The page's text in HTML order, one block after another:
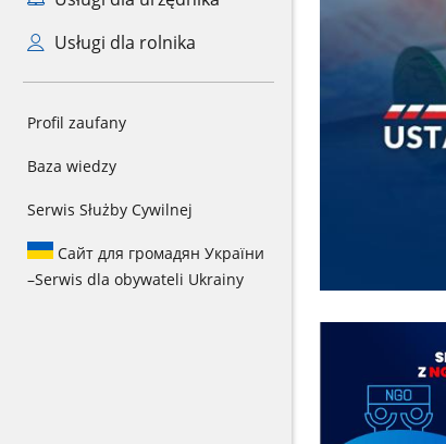
Usługi dla rolnika
Profil zaufany
Baza wiedzy
Serwis Służby Cywilnej
Сайт для громадян України
–Serwis dla obywateli Ukrainy